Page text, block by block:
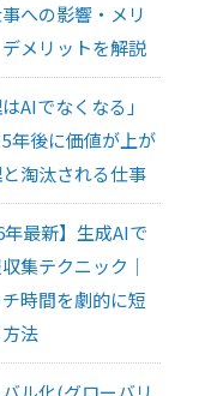
への影響・メリ
メリットを解説
はAIでなくなる」
年後に価値が上が
淘汰される仕事
年最新】生成AIで
集テクニック｜
時間を劇的に短
法